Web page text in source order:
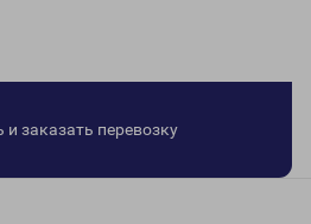
и заказать перевозку